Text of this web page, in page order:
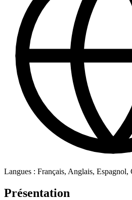
Langues : Français, Anglais,
Présentation